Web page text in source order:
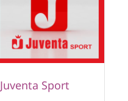
Juventa Sport